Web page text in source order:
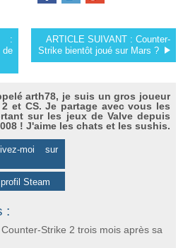
:
ARTICLE SUIVANT : Counter-
Strike bientôt joué sur Mars ?
arth78, je suis un gros joueur
et CS. Je partage avec vous les
sur les jeux de Valve depuis
! J'aime les chats et les sushis.
moi sur
Steam
:
Strike 2 trois mois après sa